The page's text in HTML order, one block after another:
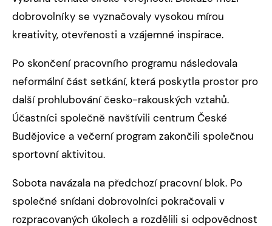
dobrovolníky se vyznačovaly vysokou mírou
kreativity, otevřenosti a vzájemné inspirace.
Po skončení pracovního programu následovala
neformální část setkání, která poskytla prostor pro
další prohlubování česko-rakouských vztahů.
Účastníci společně navštívili centrum České
Budějovice a večerní program zakončili společnou
sportovní aktivitou.
Sobota navázala na předchozí pracovní blok. Po
společné snídani dobrovolníci pokračovali v
rozpracovaných úkolech a rozdělili si odpovědnost